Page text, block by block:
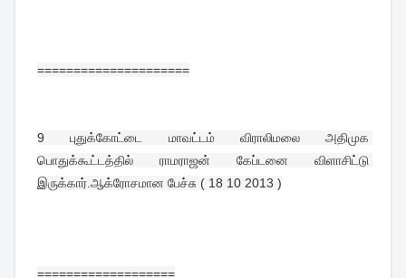
=====================
9 புதுக்கோட்டை மாவட்டம் விராலிமலை அதிமுக
பொதுக்கூட்டத்தில் ராமராஜன் கேப்டனை விளாசிட்டு
இருக்கார்.ஆக்ரோசமான பேச்சு ( 18 10 2013 )
===================